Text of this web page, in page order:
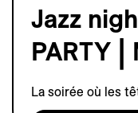
Jazz
PARTY
La soirée où les